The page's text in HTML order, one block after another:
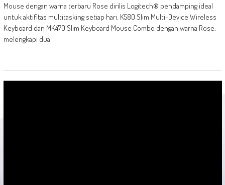
Mouse dengan warna terbaru Rose dirilis Logitech® pendamping ideal
untuk aktifitas multitasking setiap hari. K580 Slim Multi-Device Wireless
Keyboard dan MK470 Slim Keyboard Mouse Combo dengan warna Rose,
melengkapi dua